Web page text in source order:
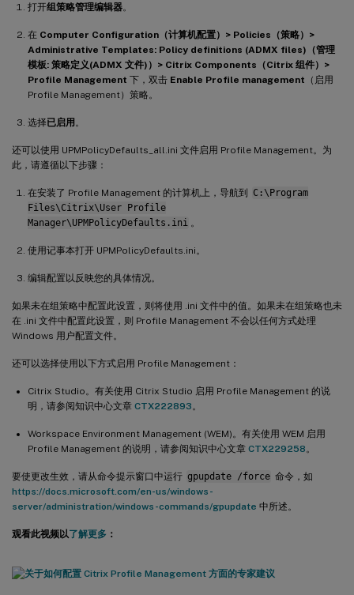
打开组策略管理编辑器。
在 Computer Configuration（计算机配置）> Policies（策略）>
Administrative Templates: Policy definitions (ADMX files)（管理
模板: 策略定义(ADMX 文件)）> Citrix Components（Citrix 组件）>
Profile Management 下，双击 Enable Profile management （启用
Profile Management）策略。
选择已启用 。
还可以使用 UPMPolicyDefaults_all.ini 文件启用 Profile Management。为
此，请遵循以下步骤：
在安装了 Profile Management 的计算机上，导航到 C:\Program
Files\Citrix\User Profile
Manager\UPMPolicyDefaults.ini 。
使用记事本打开 UPMPolicyDefaults.ini。
编辑配置以反映您的具体情况。
如果未在组策略中配置此设置，则将使用 .ini 文件中的值。如果未在组策略也未
在 .ini 文件中配置此设置，则 Profile Management 不会以任何方式处理
Windows 用户配置文件。
还可以选择使用以下方式启用 Profile Management：
Citrix Studio。有关使用 Citrix Studio 启用 Profile Management 的说
明，请参阅知识中心文章 CTX222893 。
Workspace Environment Management (WEM)。有关使用 WEM 启用
Profile Management 的说明，请参阅知识中心文章 CTX229258 。
要使更改生效，请从命令提示窗口中运行 gpupdate /force 命令，如
https://docs.microsoft.com/en-us/windows-
server/administration/windows-commands/gpupdate 中所述。
观看此视频以了解更多 ：